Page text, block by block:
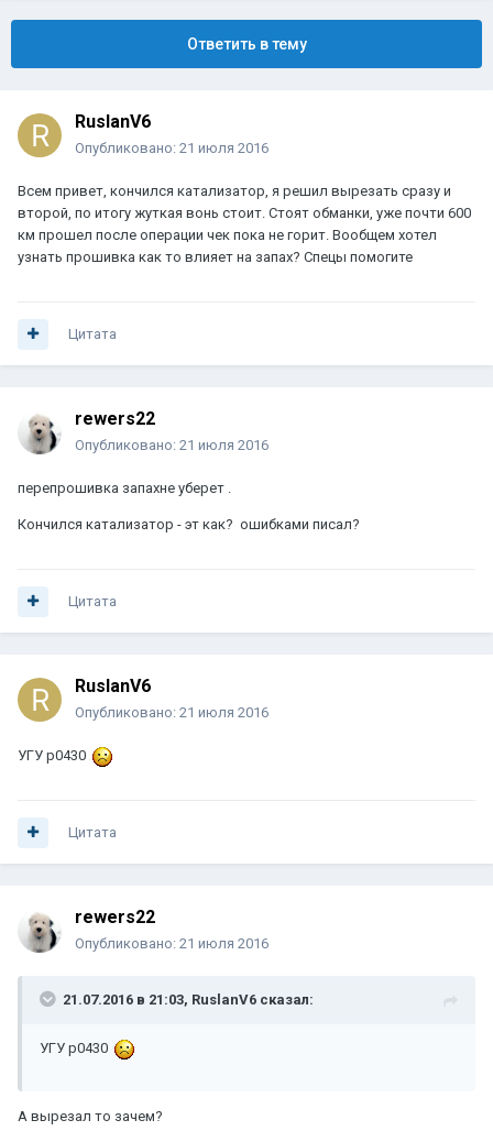
Ответить в тему
RuslanV6
Опубликовано: 21 июля 2016
Всем привет, кончился катализатор, я решил вырезать сразу и
второй, по итогу жуткая вонь стоит. Стоят обманки, уже почти 600
км прошел после операции чек пока не горит. Вообщем хотел
узнать прошивка как то влияет на запах? Спецы помогите
Цитата
rewers22
Опубликовано: 21 июля 2016
перепрошивка запахне уберет .
Кончился катализатор - эт как? ошибками писал?
Цитата
RuslanV6
Опубликовано: 21 июля 2016
УГУ p0430
Цитата
rewers22
Опубликовано: 21 июля 2016
21.07.2016 в 21:03, RuslanV6 сказал:
УГУ p0430
А вырезал то зачем?